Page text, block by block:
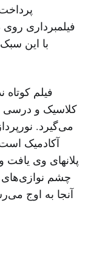
فیلمبرداری
با این
فیلم کوتاه
کلاسیک و درسی
می‌گیرد.
آکادمیک
پلانهای وی
چشم
آنجا به اوج